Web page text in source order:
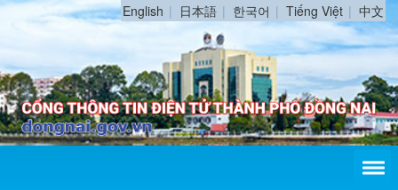
English 日本語 한국어 Tiếng Việt 中文